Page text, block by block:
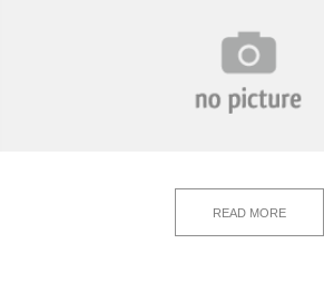
READ MORE